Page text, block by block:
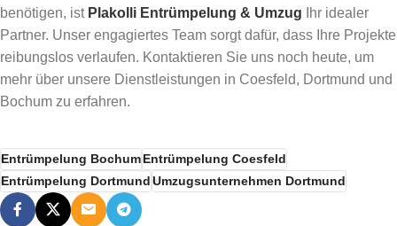
benötigen, ist Plakolli Entrümpelung & Umzug Ihr idealer
Partner. Unser engagiertes Team sorgt dafür, dass Ihre Projekte
reibungslos verlaufen. Kontaktieren Sie uns noch heute, um
mehr über unsere Dienstleistungen in Coesfeld, Dortmund und
Bochum zu erfahren.
Entrümpelung BochumEntrümpelung Coesfeld
Entrümpelung DortmundUmzugsunternehmen Dortmund